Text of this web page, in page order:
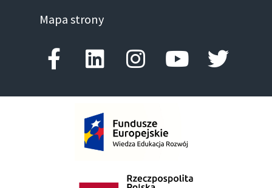
Mapa strony
Facebook-f
LinkedinInstagram
Youtube